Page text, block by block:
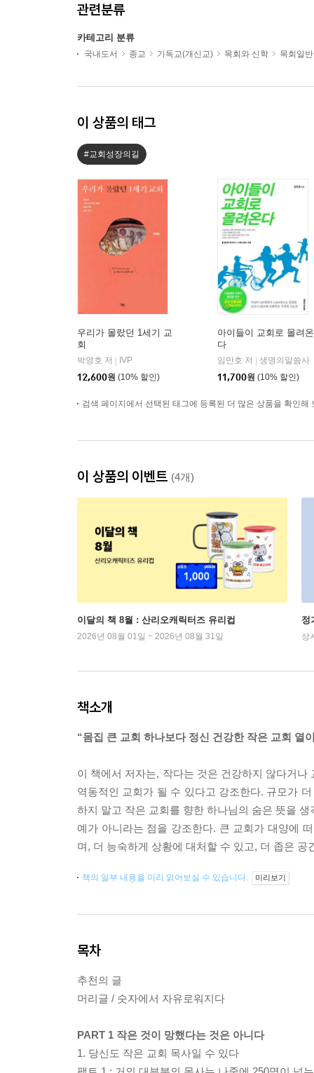
관련분류
카테고리 분류
국내도서 종교 기독교(개신교) 목회와 신학 목회일반
이 상품의 태그
#교회성장의길
우리가 몰랐던 1세기 교
회
박영호 저
IVP
12,600원 (10% 할인)
아이들이 교회로 몰려온
다
임만호 저
생명의말씀사
11,700원 (10% 할인)
검색 페이지에서 선택된 태그에 등록된 더 많은 상품을 확인해
이 상품의 이벤트 (4개)
이달의 책 8월 : 산리오캐릭터즈 유리컵
2026년 08월 01일 ~ 2026년 08월 31일
정
상
책소개
“몸집 큰 교회 하나보다 정신 건강한 작은 교회 열
이 책에서 저자는, 작다는 것은 건강하지 않다거
역동적인 교회가 될 수 있다고 강조한다. 규모가
하지 말고 작은 교회를 향한 하나님의 숨은 뜻을
예가 아니라는 점을 강조한다. 큰 교회가 대양에
며, 더 능숙하게 상황에 대처할 수 있고, 더 좁은 공
책의 일부 내용을 미리 읽어보실 수 있습니다. 미리보기
목차
추천의 글
머리글 / 숫자에서 자유로워지다
PART 1 작은 것이 망했다는 것은 아니다
1. 당신도 작은 교회 목사일 수 있다